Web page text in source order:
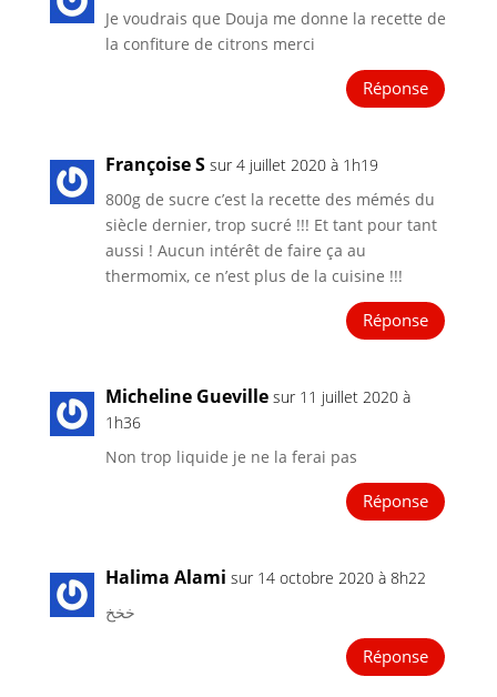
Je voudrais que Douja me donne la recette de
la confiture de citrons merci
Réponse
Françoise S sur 4 juillet 2020 à 1h19
800g de sucre c’est la recette des mémés du
siècle dernier, trop sucré !!! Et tant pour tant
aussi ! Aucun intérêt de faire ça au
thermomix, ce n’est plus de la cuisine !!!
Réponse
Micheline Gueville sur 11 juillet 2020 à
1h36
Non trop liquide je ne la ferai pas
Réponse
Halima Alami sur 14 octobre 2020 à 8h22
خخخ
Réponse